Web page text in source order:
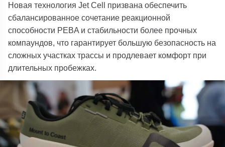
Новая технология Jet Cell призвана обеспечить
сбалансированное сочетание реакционной
способности PEBA и стабильности более прочных
компаундов, что гарантирует большую безопасность на
сложных участках трассы и продлевает комфорт при
длительных пробежках.